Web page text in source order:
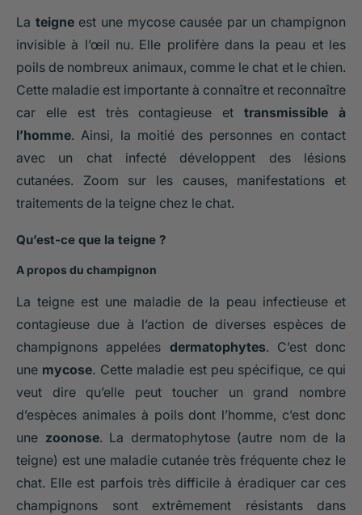
La teigneest une mycose causée par un champignon
invisible à l’œil nu. Elle prolifère dans la peau et les
poils de nombreux animaux, comme le chat et le chien.
Cette maladie est importante à connaître et reconnaître
car elle est très contagieuse ettransmissible à
l’homme. Ainsi, la moitié des personnes en contact
avec un chat infecté développent des lésions
cutanées. Zoom sur les causes, manifestations et
traitements de la teigne chez le chat.
Qu’est-ce que la teigne ?
A propos du champignon
La teigne est une maladie de la peau infectieuse et
contagieuse due à l’action de diverses espèces de
champignons appelées dermatophytes. C’est donc
une mycose. Cette maladie est peu spécifique, ce qui
veut dire qu’elle peut toucher un grand nombre
d’espèces animales à poils dont l’homme, c’est donc
une zoonose. La dermatophytose (autre nom de la
teigne) est une maladie cutanée très fréquente chez le
chat. Elle est parfois très difficile à éradiquer car ces
champignons sont extrêmement résistants dans